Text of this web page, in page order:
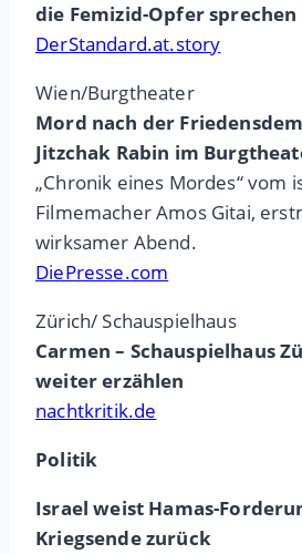
die Femizid-Opfer sprechen
DerStandard.at.story
Wien/Burgtheater
Mord nach der
Jitzchak Rabin im
„Chronik eines Mordes“ vom
Filmemacher Amos Gitai,
wirksamer Abend.
DiePresse.com
Zürich/ Schauspielhaus
Carmen – Schauspielhaus
weiter erzählen
nachtkritik.de
Politik
Israel weist Hamas-
Kriegsende zurück